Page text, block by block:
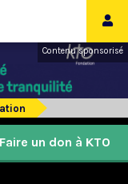
Contenu sponsorisé
Faire un don à KTO